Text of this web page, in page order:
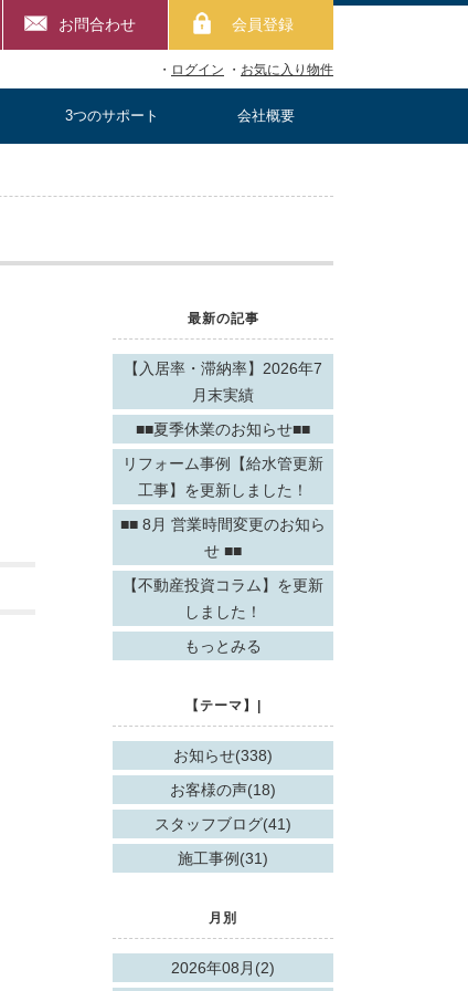
お問合わせ 会員登録
・ ログイン ・ お気に入り物件
3つのサポート 会社概要
最新の記事
【入居率・滞納率】2026年7
月末実績
■■夏季休業のお知らせ■■
リフォーム事例【給水管更新
工事】を更新しました！
■■ 8月 営業時間変更のお知ら
せ ■■
【不動産投資コラム】を更新
しました！
もっとみる
【テーマ】|
お知らせ(338)
お客様の声(18)
スタッフブログ(41)
施工事例(31)
月別
2026年08月(2)